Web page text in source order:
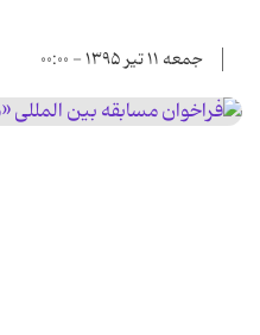
جمعه ۱۱ تیر ۱۳۹۵ - ۰۰:۰۰